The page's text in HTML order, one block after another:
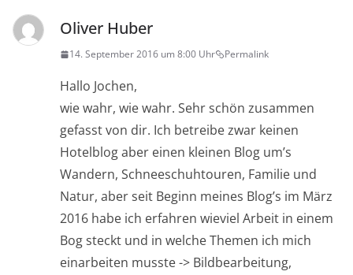
Oliver Huber
14. September 2016 um 8:00 Uhr Permalink
Hallo Jochen,
wie wahr, wie wahr. Sehr schön zusammen
gefasst von dir. Ich betreibe zwar keinen
Hotelblog aber einen kleinen Blog um’s
Wandern, Schneeschuhtouren, Familie und
Natur, aber seit Beginn meines Blog’s im März
2016 habe ich erfahren wieviel Arbeit in einem
Bog steckt und in welche Themen ich mich
einarbeiten musste -> Bildbearbeitung,